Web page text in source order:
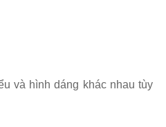
và hình dáng khác nhau tùy